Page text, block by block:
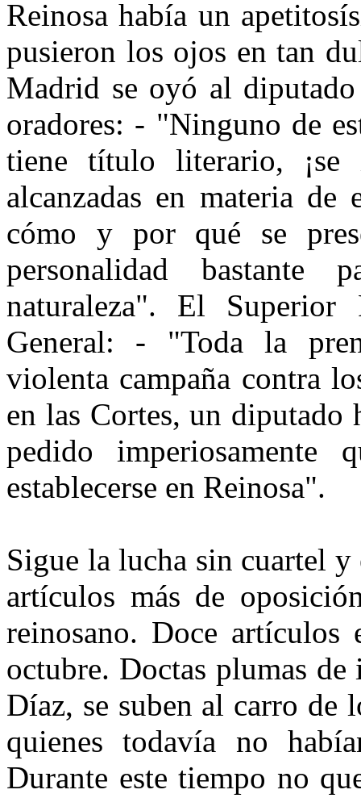
Reinosa había un
pusieron los ojos en tan
Madrid se oyó al
oradores: - "Ninguno de
tiene título literario,
alcanzadas en materia de
cómo y por qué se
personalidad bastante
naturaleza". El
General: - "Toda la
violenta campaña contra
en las Cortes, un
pedido
establecerse en Reinosa".
Sigue la lucha sin cuartel
artículos más de
reinosano. Doce artículos
octubre. Doctas plumas de
Díaz, se suben al carro de
quienes todavía no
Durante este tiempo no